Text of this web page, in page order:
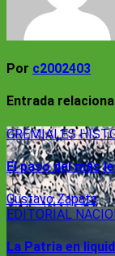
Por c2002403
Entrada
GREMIALES
El paso del más
Gustavo Zapata
EDITORIAL
La Patria en